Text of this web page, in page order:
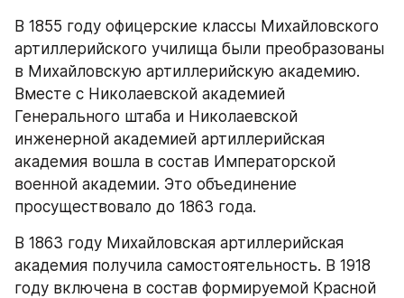
В 1855 году офицерские классы Михайловского
артиллерийского училища были преобразованы
в Михайловскую артиллерийскую академию.
Вместе с Николаевской академией
Генерального штаба и Николаевской
инженерной академией артиллерийская
академия вошла в состав Императорской
военной академии. Это объединение
просуществовало до 1863 года.
В 1863 году Михайловская артиллерийская
академия получила самостоятельность. В 1918
году включена в состав формируемой Красной